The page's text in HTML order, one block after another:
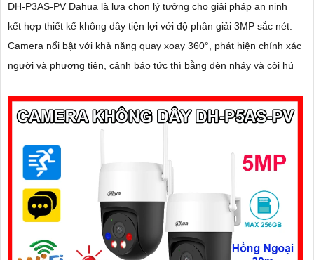
DH-P3AS-PV Dahua là lựa chọn lý tưởng cho giải pháp an ninh
kết hợp thiết kế không dây tiện lợi với độ phân giải 3MP sắc nét.
Camera nổi bật với khả năng quay xoay 360°, phát hiện chính xác
người và phương tiện, cảnh báo tức thì bằng đèn nháy và còi hú